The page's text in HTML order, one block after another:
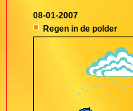
08-01-2007
Regen in de polder